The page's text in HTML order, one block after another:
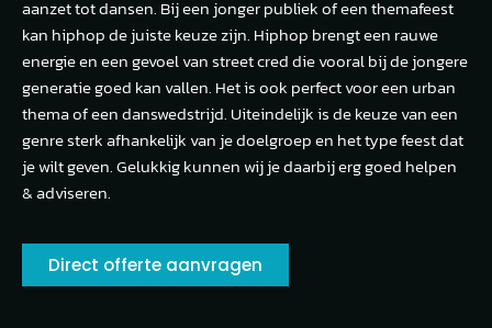
aanzet tot dansen. Bij een jonger publiek of een themafeest
kan hiphop de juiste keuze zijn. Hiphop brengt een rauwe
energie en een gevoel van street cred die vooral bij de jongere
generatie goed kan vallen. Het is ook perfect voor een urban
thema of een danswedstrijd. Uiteindelijk is de keuze van een
genre sterk afhankelijk van je doelgroep en het type feest dat
je wilt geven. Gelukkig kunnen wij je daarbij erg goed helpen
& adviseren.
Direct offerte aanvragen